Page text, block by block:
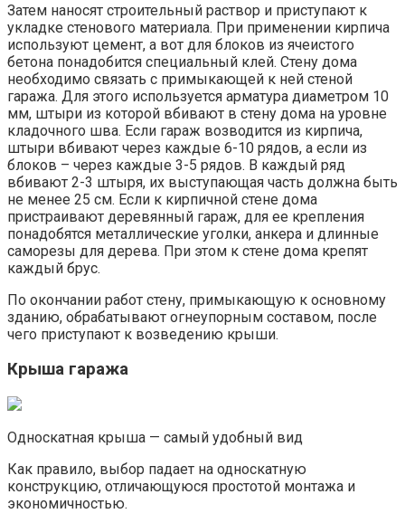
Затем наносят строительный раствор и приступают к
укладке стенового материала. При применении кирпича
используют цемент, а вот для блоков из ячеистого
бетона понадобится специальный клей. Стену дома
необходимо связать с примыкающей к ней стеной
гаража. Для этого используется арматура диаметром 10
мм, штыри из которой вбивают в стену дома на уровне
кладочного шва. Если гараж возводится из кирпича,
штыри вбивают через каждые 6-10 рядов, а если из
блоков – через каждые 3-5 рядов. В каждый ряд
вбивают 2-3 штыря, их выступающая часть должна быть
не менее 25 см. Если к кирпичной стене дома
пристраивают деревянный гараж, для ее крепления
понадобятся металлические уголки, анкера и длинные
саморезы для дерева. При этом к стене дома крепят
каждый брус.
По окончании работ стену, примыкающую к основному
зданию, обрабатывают огнеупорным составом, после
чего приступают к возведению крыши.
Крыша гаража
Односкатная крыша — самый удобный вид
Как правило, выбор падает на односкатную
конструкцию, отличающуюся простотой монтажа и
экономичностью.